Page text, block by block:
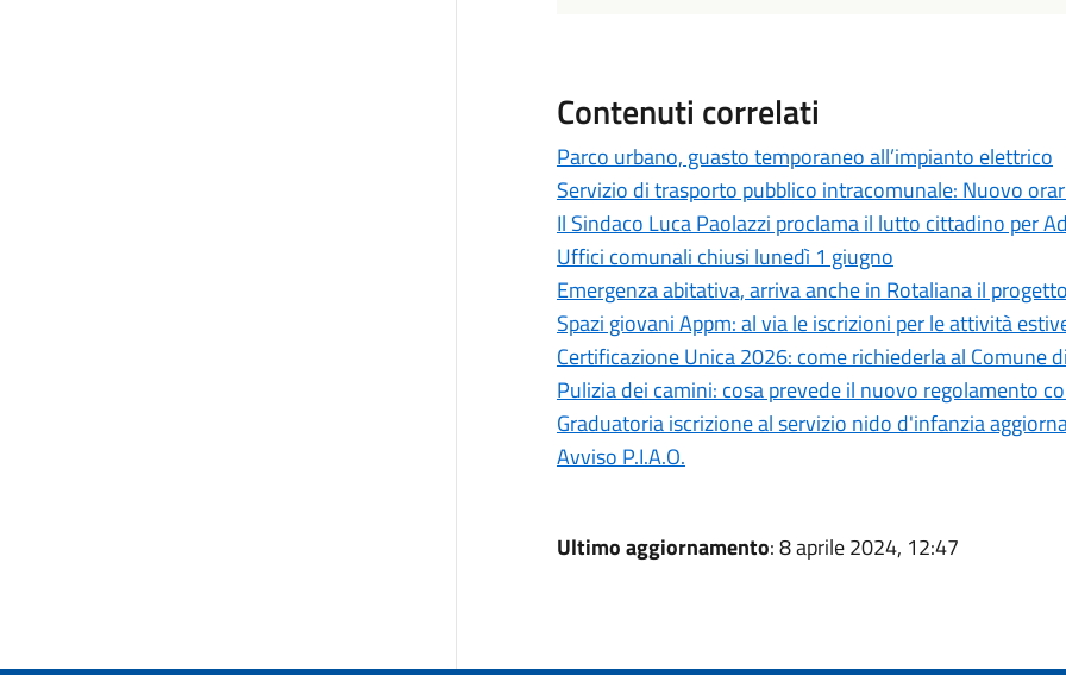
Contenuti correlati
Parco urbano, guasto temporaneo all’impianto elettrico
Servizio di trasporto pubblico intracomunale: Nuovo
Il Sindaco Luca Paolazzi proclama il lutto cittadino per
Uffici comunali chiusi lunedì 1 giugno
Emergenza abitativa, arriva anche in Rotaliana il progetto
Spazi giovani Appm: al via le iscrizioni per le attività
Certificazione Unica 2026: come richiederla al Comune
Pulizia dei camini: cosa prevede il nuovo regolamento
Graduatoria iscrizione al servizio nido d'infanzia
Avviso P.I.A.O.
Ultimo aggiornamento: 8 aprile 2024, 12:47